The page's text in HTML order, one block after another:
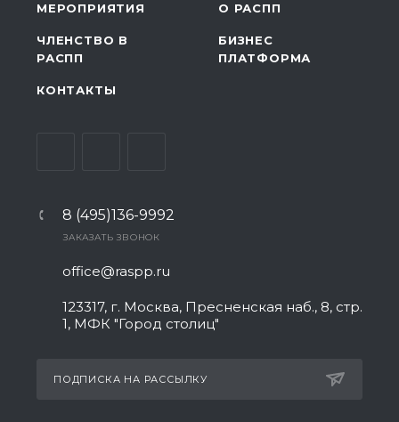
МЕРОПРИЯТИЯ О РАСПП
ЧЛЕНСТВО В
РАСПП
БИЗНЕС
ПЛАТФОРМА
КОНТАКТЫ
8 (495)136-9992
ЗАКАЗАТЬ ЗВОНОК
office@raspp.ru
123317, г. Москва, Пресненская наб., 8, стр.
1, МФК "Город столиц"
ПОДПИСКА НА РАССЫЛКУ